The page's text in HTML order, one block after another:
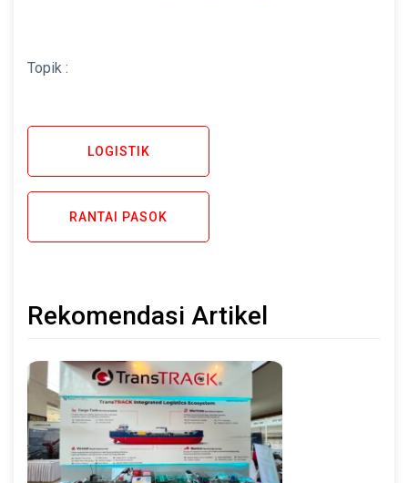
Topik :
LOGISTIK
RANTAI PASOK
Rekomendasi Artikel